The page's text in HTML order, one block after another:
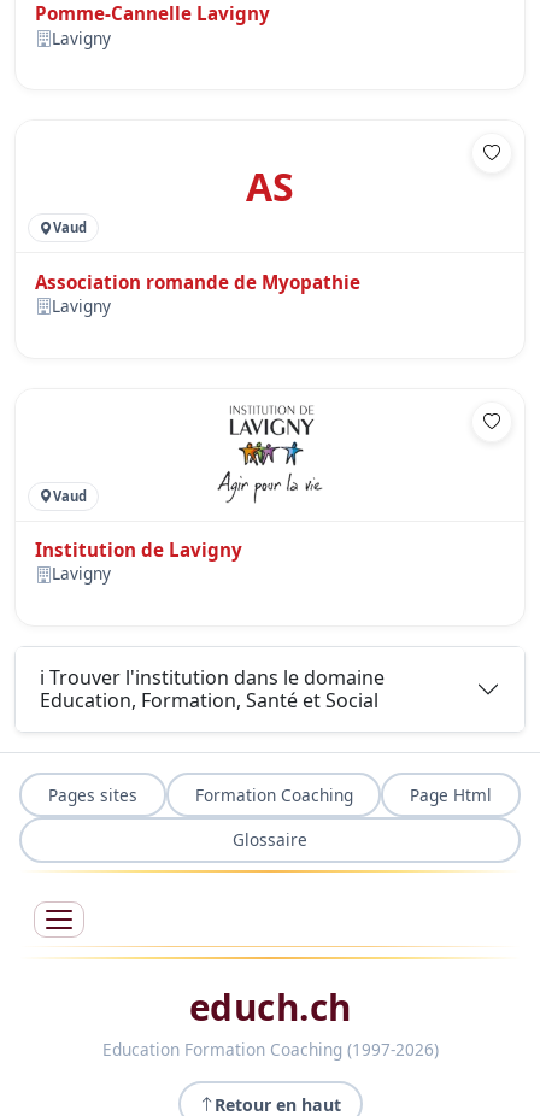
Pomme-Cannelle Lavigny
Lavigny
AS
Vaud
Association romande de Myopathie
Lavigny
Vaud
Institution de Lavigny
Lavigny
ℹ️ Trouver l'institution dans le domaine
Education, Formation, Santé et Social
Pages sites Formation Coaching
Page Html
Glossaire
educh.ch
Education Formation Coaching (1997-2026)
Retour en haut